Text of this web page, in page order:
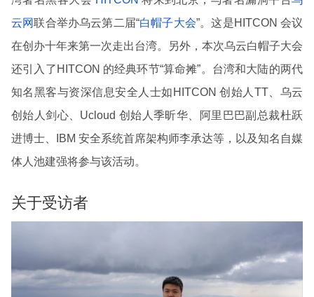
云网联合举办乌云第二届“白帽子大会”。这是HITCON 会议
在创办十年来第一次走出台湾。另外，本次乌云白帽子大会
还引入了HITCON 的经典环节“算命摊”。台湾和大陆的两代
知名黑客与资深信息安全人士如HITCON 创始人TT、乌云
创始人剑心、Ucloud 创始人季昕华、阿里巴巴副总裁杜跃
进博士、IBM 安全系统首席架构师李承达等，以及知名自媒
体人池建强将参与该活动。
关于受访者